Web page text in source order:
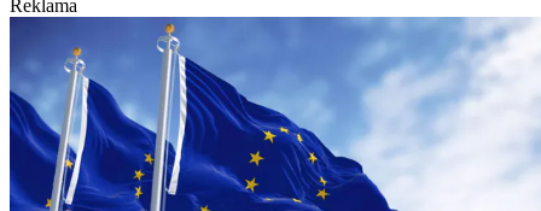
Reklama